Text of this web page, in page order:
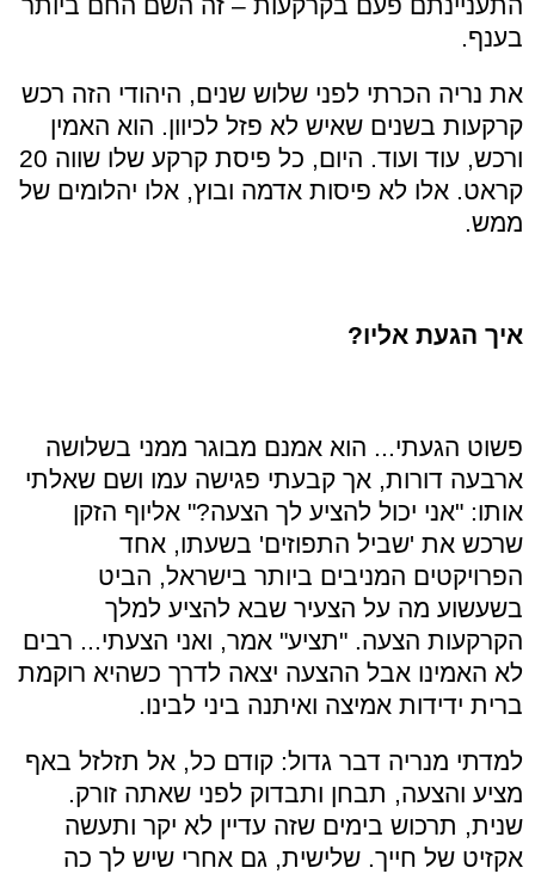
התעניינתם פעם בקרקעות – זה השם החם ביותר
בענף.
את נריה הכרתי לפני שלוש שנים, היהודי הזה רכש
קרקעות בשנים שאיש לא פזל לכיוון. הוא האמין
ורכש, עוד ועוד. היום, כל פיסת קרקע שלו שווה 20
קראט. אלו לא פיסות אדמה ובוץ, אלו יהלומים של
ממש.
איך הגעת אליו?
פשוט הגעתי... הוא אמנם מבוגר ממני בשלושה
ארבעה דורות, אך קבעתי פגישה עמו ושם שאלתי
אותו: "אני יכול להציע לך הצעה?" אליוף הזקן
שרכש את 'שביל התפוזים' בשעתו, אחד
הפרויקטים המניבים ביותר בישראל, הביט
בשעשוע מה על הצעיר שבא להציע למלך
הקרקעות הצעה. "תציע" אמר, ואני הצעתי... רבים
לא האמינו אבל ההצעה יצאה לדרך כשהיא רוקמת
ברית ידידות אמיצה ואיתנה ביני לבינו.
למדתי מנריה דבר גדול: קודם כל, אל תזלזל באף
מציע והצעה, תבחן ותבדוק לפני שאתה זורק.
שנית, תרכוש בימים שזה עדיין לא יקר ותעשה
אקזיט של חייך. שלישית, גם אחרי שיש לך כה